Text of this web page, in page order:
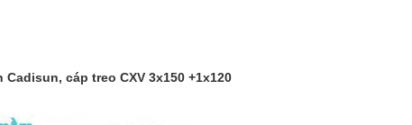
cáp treo CXV 3x150 +1x120